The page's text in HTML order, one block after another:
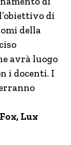
di
della
avrà luogo
i docenti. I
Lux